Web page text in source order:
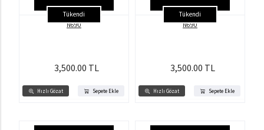
Tükendi
Hızlı Gözat Sepete Ekle
N690
3,500.00 TL
Tükendi
Hızlı Gözat Sepete Ekle
N690
3,500.00 TL